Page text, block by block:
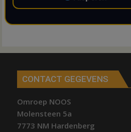
CONTACT GEGEVENS
Omroep NOOS
Molensteen 5a
7773 NM Hardenberg